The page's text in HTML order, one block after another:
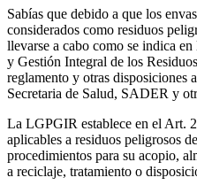
Sabías que debido a que los
considerados como residuos
llevarse a cabo como se indica
y Gestión Integral de los
reglamento y otras disposiciones
Secretaria de Salud, SADER y
La LGPGIR establece en el Art.
aplicables a residuos peligrosos
procedimientos para su acopio,
a reciclaje, tratamiento o